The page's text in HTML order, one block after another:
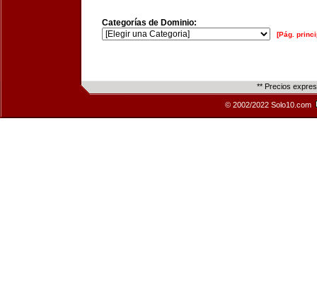
Categorías de Dominio:
[Pág.
** Precios
© 2002/2022 Solo10.com